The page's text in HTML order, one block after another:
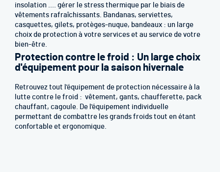
insolation .... gérer le stress thermique par le biais de
vêtements rafraîchissants. Bandanas, serviettes,
casquettes, gilets, protèges-nuque, bandeaux : un large
choix de protection à votre services et au service de votre
bien-être.
Protection contre le froid : Un large choix
d'équipement pour la saison hivernale
Retrouvez tout l'équipement de protection nécessaire à la
lutte contre le froid : vêtement, gants, chaufferette, pack
chauffant, cagoule. De l'équipement individuelle
permettant de combattre les grands froids tout en étant
confortable et ergonomique.